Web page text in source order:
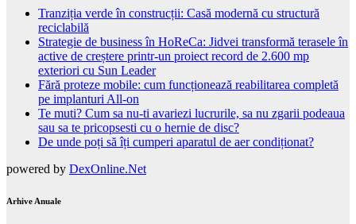
Tranziția verde în construcții: Casă modernă cu structură
reciclabilă
Strategie de business în HoReCa: Jidvei transformă terasele în
active de creștere printr-un proiect record de 2.600 mp
exteriori cu Sun Leader
Fără proteze mobile: cum funcționează reabilitarea completă
pe implanturi All-on
Te muti? Cum sa nu-ti avariezi lucrurile, sa nu zgarii podeaua
sau sa te pricopsesti cu o hernie de disc?
De unde poți să îți cumperi aparatul de aer condiționat?
powered by DexOnline.Net
Arhive Anuale